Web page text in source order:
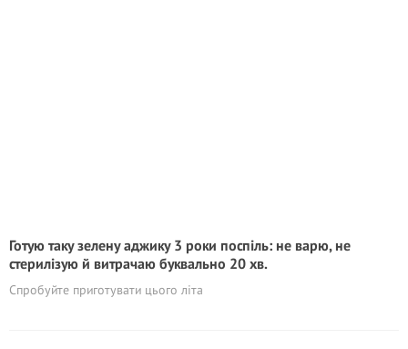
Готую таку зелену аджику 3 роки поспіль: не варю, не
стерилізую й витрачаю буквально 20 хв.
Спробуйте приготувати цього літа